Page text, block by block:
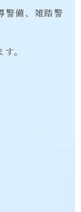
警備、雑踏警
。